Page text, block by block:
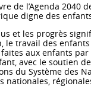
de l’Agenda 2040
digne des
et les progrès
le travail des
aux enfants
avec le soutien
du Système des
nationales,